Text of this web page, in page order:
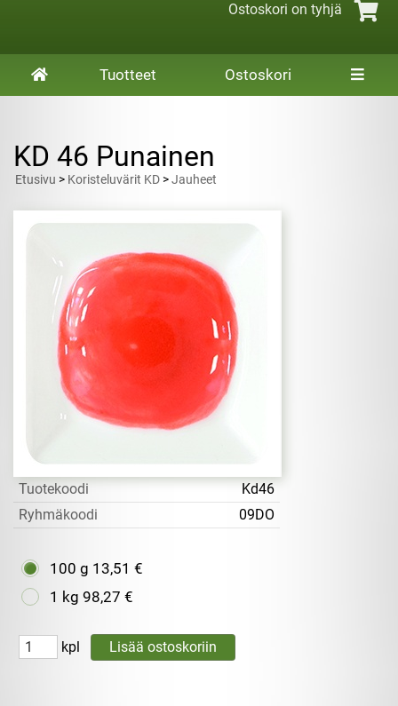
Ostoskori on tyhjä
Tuotteet Ostoskori
KD 46 Punainen
Etusivu > Koristeluvärit KD >Jauheet
Tuotekoodi
Kd46
Ryhmäkoodi
09DO
100 g 13,51 €
1 kg 98,27 €
kpl